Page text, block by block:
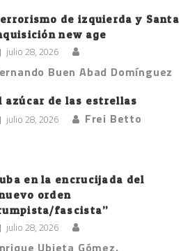
de izquierda y Santa
new age
julio 28, 2026
Buen Abad Domínguez
azúcar de las estrellas
julio 28, 2026 Frei Betto
en la encrucijada del
orden
fascista”
julio 28, 2026